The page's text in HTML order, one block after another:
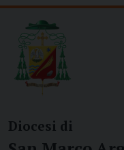
Diocesi di